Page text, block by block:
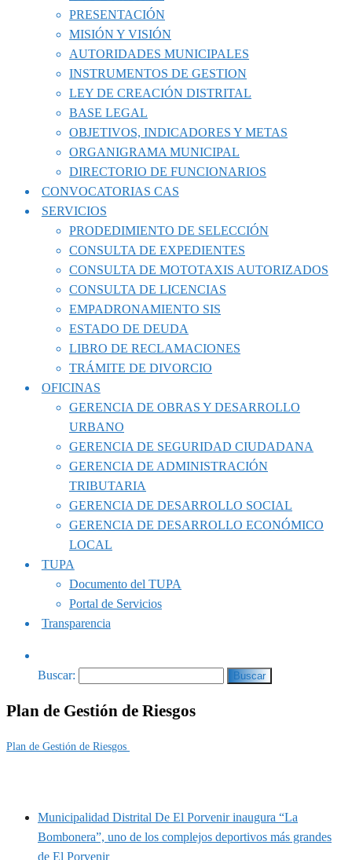
PRESENTACIÓN
MISIÓN Y VISIÓN
AUTORIDADES MUNICIPALES
INSTRUMENTOS DE GESTION
LEY DE CREACIÓN DISTRITAL
BASE LEGAL
OBJETIVOS, INDICADORES Y METAS
ORGANIGRAMA MUNICIPAL
DIRECTORIO DE FUNCIONARIOS
CONVOCATORIAS CAS
SERVICIOS
PRODEDIMIENTO DE SELECCIÓN
CONSULTA DE EXPEDIENTES
CONSULTA DE MOTOTAXIS AUTORIZADOS
CONSULTA DE LICENCIAS
EMPADRONAMIENTO SIS
ESTADO DE DEUDA
LIBRO DE RECLAMACIONES
TRÁMITE DE DIVORCIO
OFICINAS
GERENCIA DE OBRAS Y DESARROLLO
URBANO
GERENCIA DE SEGURIDAD CIUDADANA
GERENCIA DE ADMINISTRACIÓN
TRIBUTARIA
GERENCIA DE DESARROLLO SOCIAL
GERENCIA DE DESARROLLO ECONÓMICO
LOCAL
TUPA
Documento del TUPA
Portal de Servicios
Transparencia
Buscar:
Plan de Gestión de Riesgos
Plan de Gestión de Riesgos
Municipalidad Distrital De El Porvenir inaugura “La
Bombonera”, uno de los complejos deportivos más grandes
de El Porvenir